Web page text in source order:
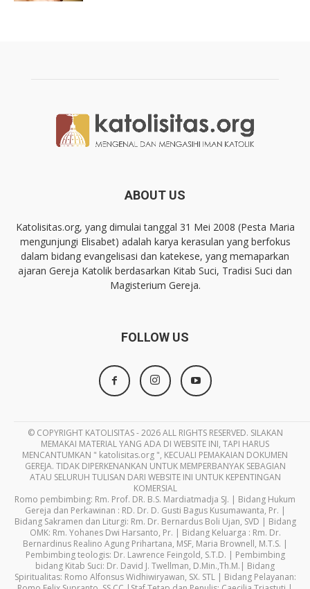
ABOUT US
Katolisitas.org, yang dimulai tanggal 31 Mei 2008 (Pesta Maria
mengunjungi Elisabet) adalah karya kerasulan yang berfokus
dalam bidang evangelisasi dan katekese, yang memaparkan
ajaran Gereja Katolik berdasarkan Kitab Suci, Tradisi Suci dan
Magisterium Gereja.
FOLLOW US
© COPYRIGHT KATOLISITAS - 2026 ALL RIGHTS RESERVED. SILAKAN
MEMAKAI MATERIAL YANG ADA DI WEBSITE INI, TAPI HARUS
MENCANTUMKAN " katolisitas.org ", KECUALI PEMAKAIAN DOKUMEN
GEREJA. TIDAK DIPERKENANKAN UNTUK MEMPERBANYAK SEBAGIAN
ATAU SELURUH TULISAN DARI WEBSITE INI UNTUK KEPENTINGAN
KOMERSIAL
Romo pembimbing: Rm. Prof. DR. B.S. Mardiatmadja SJ. | Bidang Hukum
Gereja dan Perkawinan : RD. Dr. D. Gusti Bagus Kusumawanta, Pr. |
Bidang Sakramen dan Liturgi: Rm. Dr. Bernardus Boli Ujan, SVD | Bidang
OMK: Rm. Yohanes Dwi Harsanto, Pr. | Bidang Keluarga : Rm. Dr.
Bernardinus Realino Agung Prihartana, MSF, Maria Brownell, M.T.S. |
Pembimbing teologis: Dr. Lawrence Feingold, S.T.D. | Pembimbing
bidang Kitab Suci: Dr. David J. Twellman, D.Min.,Th.M.| Bidang
Spiritualitas: Romo Alfonsus Widhiwiryawan, SX. STL | Bidang Pelayanan: